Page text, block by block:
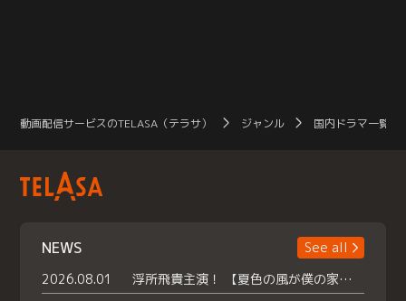
動画配信サービスのTELASA（テラサ） ジャンル 国内ドラマ一覧（
NEWS
See all
2026.08.01
浮所飛貴主演！ 【夏色の風が僕の家にやってきた】 本日よりテラサで独占配信スタート！